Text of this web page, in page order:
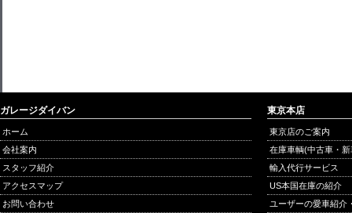
ガレージダイバン
ホーム
会社案内
スタッフ紹介
アクセスマップ
お問い合わせ
東京本店
東京店のご案内
在庫車輌(中古車・
輸入代行サービス
US本国在庫の紹介
ユーザーの愛車紹介